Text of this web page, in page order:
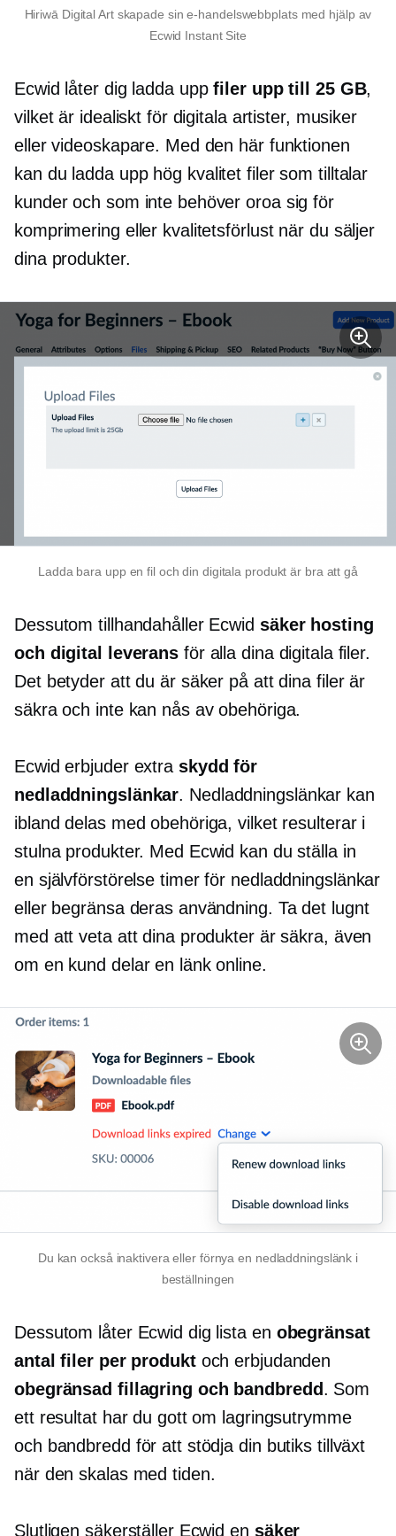
Hiriwā Digital Art skapade sin e-handelswebbplats med hjälp av
Ecwid Instant Site
Ecwid låter dig ladda uppfiler upp till 25 GB,
vilket är idealiskt för digitala artister, musiker
eller videoskapare. Med den här funktionen
kan du ladda upp hög kvalitet filer som tilltalar
kunder och som inte behöver oroa sig för
komprimering eller kvalitetsförlust när du säljer
dina produkter.
Ladda bara upp en fil och din digitala produkt är bra att gå
Dessutom tillhandahåller Ecwid säker hosting
och digital leverans för alla dina digitala filer.
Det betyder att du är säker på att dina filer är
säkra och inte kan nås av obehöriga.
Ecwid erbjuder extra skydd för
nedladdningslänkar. Nedladdningslänkar kan
ibland delas med obehöriga, vilket resulterar i
stulna produkter. Med Ecwid kan du ställa in
en självförstörelse timer för nedladdningslänkar
eller begränsa deras användning. Ta det lugnt
med att veta att dina produkter är säkra, även
om en kund delar en länk online.
Du kan också inaktivera eller förnya en nedladdningslänk i
beställningen
Dessutom låter Ecwid dig lista en obegränsat
antal filer per produktoch erbjudanden
obegränsad fillagring och bandbredd. Som
ett resultat har du gott om lagringsutrymme
och bandbredd för att stödja din butiks tillväxt
när den skalas med tiden.
Slutligen säkerställer Ecwid en säker